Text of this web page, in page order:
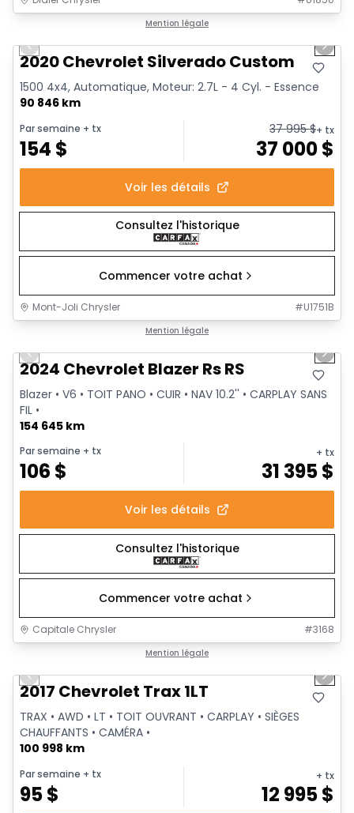
Mention légale
Vidéo disponible
Previous slide Next
2020 Chevrolet Silverado Custom
1500 4x4, Automatique, Moteur: 2.7L - 4 Cyl. - Essence
90 846 km
Par semaine + tx
154 $
37 995$+ tx
37 000$
Voir les détails
Consultez l'historique
Commencer votre achat
Mont-Joli Chrysler #U1751B
Mention légale
Vidéo disponible
Previous slide Next
2024 Chevrolet Blazer Rs RS
Blazer • V6 • TOIT PANO • CUIR • NAV 10.2'' • CARPLAY SANS
FIL •
154 645 km
Par semaine + tx
106 $
+ tx
31 395$
Voir les détails
Consultez l'historique
Commencer votre achat
Capitale Chrysler #3168
Mention légale
Vidéo disponible
Previous slide Next
2017 Chevrolet Trax 1LT
TRAX • AWD • LT • TOIT OUVRANT • CARPLAY • SIÈGES
CHAUFFANTS • CAMÉRA •
100 998 km
Par semaine + tx
95$
+ tx
12 995$